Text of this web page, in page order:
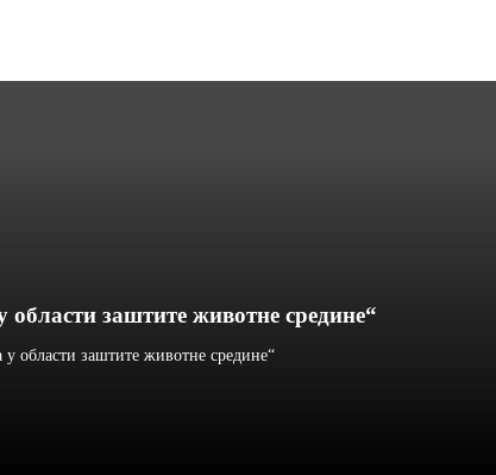
заштите животне средине“
области заштите животне средине“